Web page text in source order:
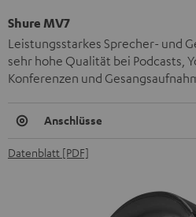
Shure MV7
Leistungsstarkes Sprecher- und
sehr hohe Qualität bei Podcasts,
Konferenzen und
Anschlüsse
Datenblatt [PDF]